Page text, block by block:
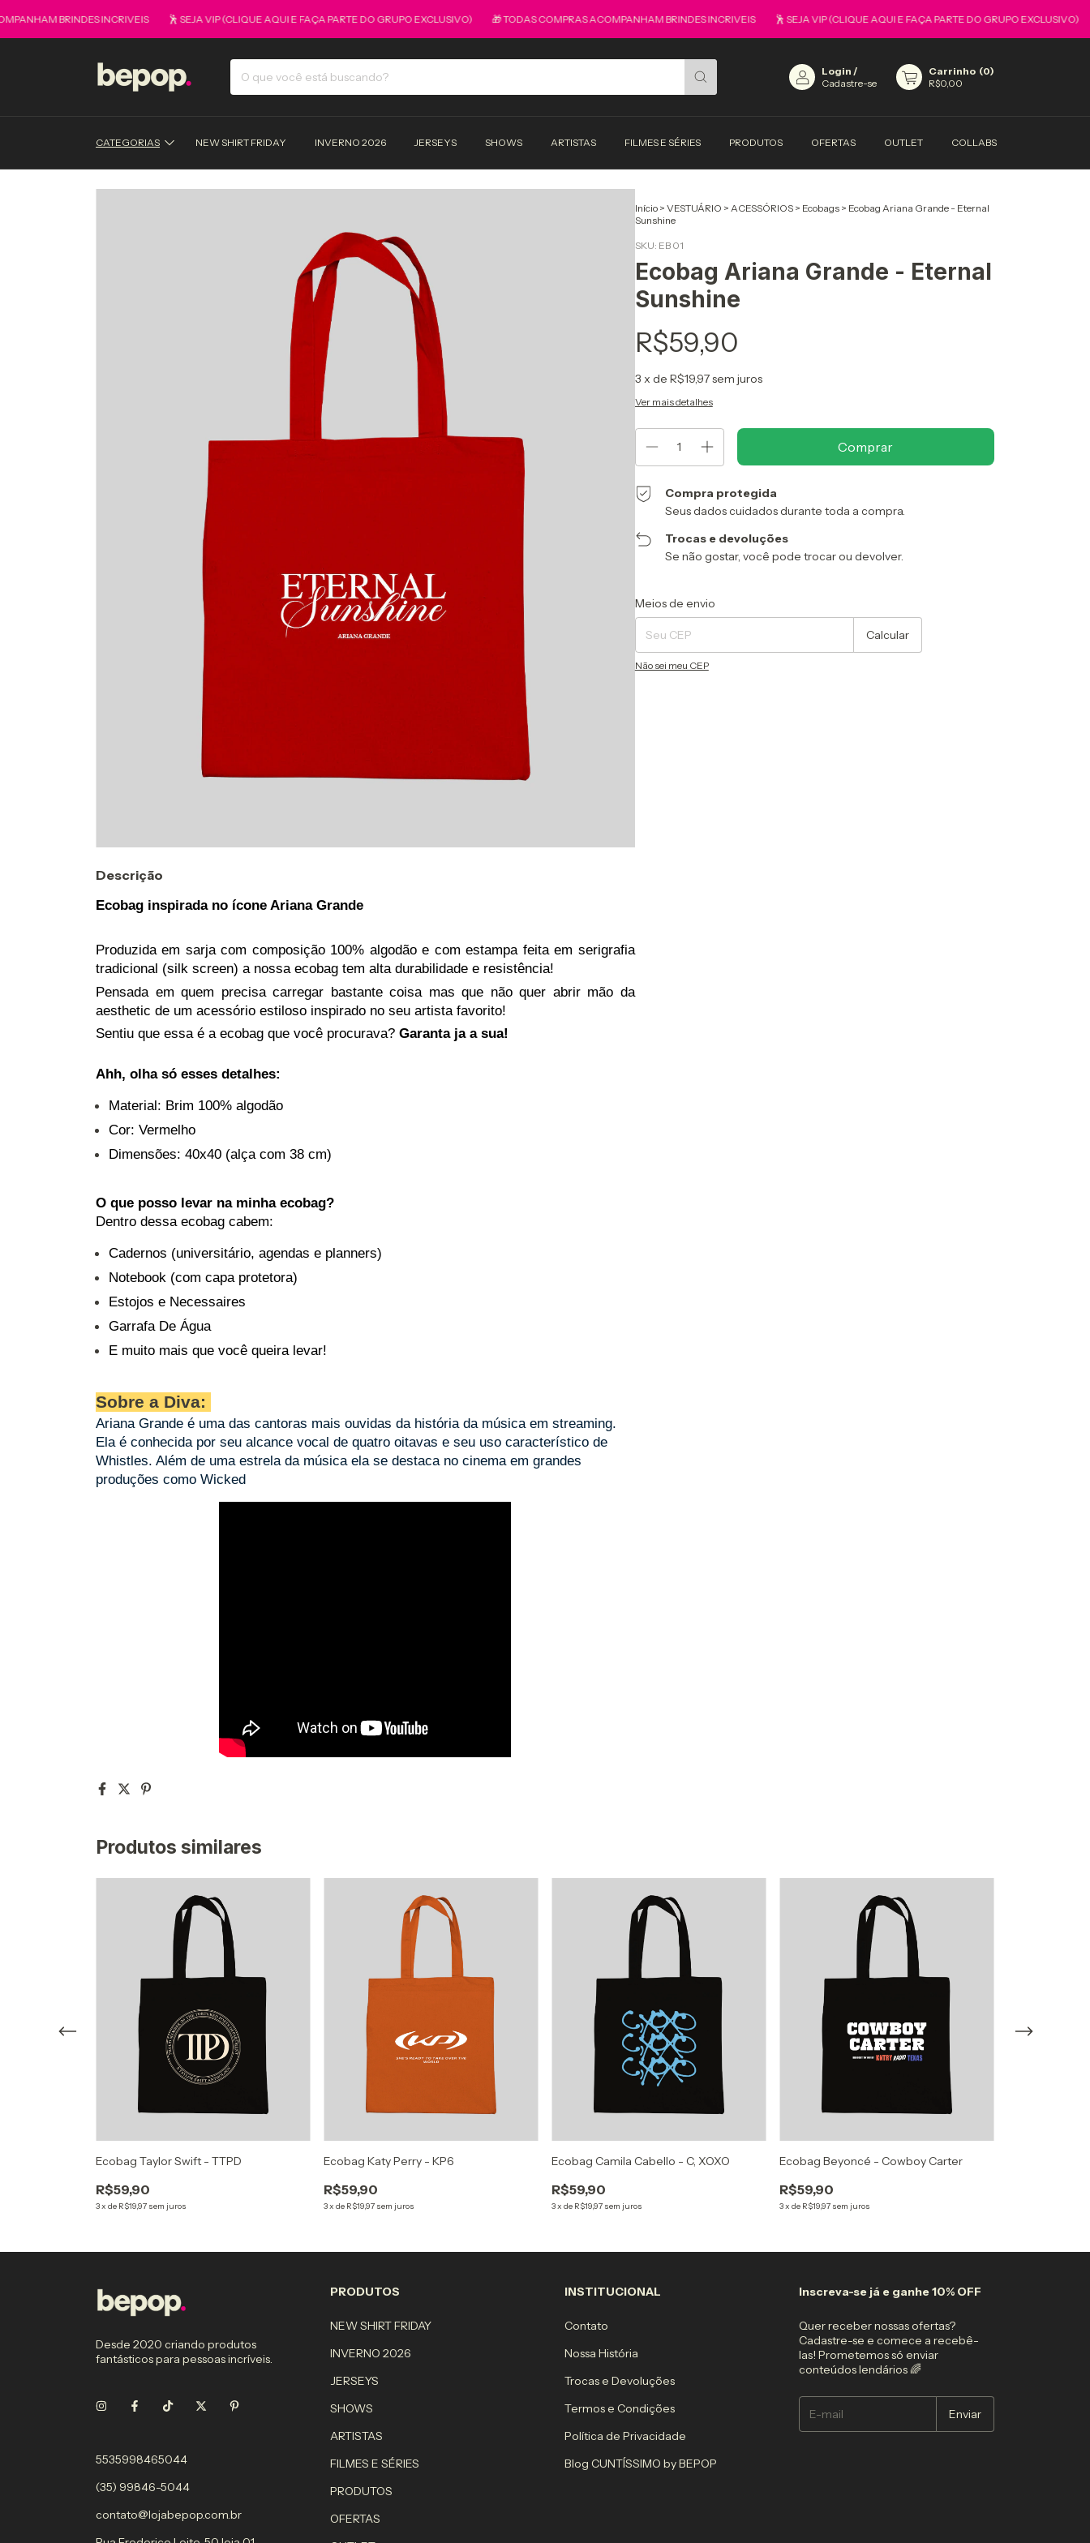
BRINDES INCRIVEIS 🕺 SEJA VIP (CLIQUE AQUI E FAÇA PARTE DO GRUPO EXCLUSIVO) 🎁 TODAS COMPRAS ACOMPANHAM BRINDES INCRIVEIS 🕺 SEJA VIP (CLIQUE AQUI E FAÇA PARTE DO GRUPO EXCLUSIVO) 🎁
Login /
Cadastre-se
Carrinho (0)
R$0,00
CATEGORIAS NEW SHIRT FRIDAY INVERNO 2026 JERSEYS SHOWS ARTISTAS FILMES E SÉRIES PRODUTOS OFERTAS OUTLET COLLABS
Início > VESTUÁRIO > ACESSÓRIOS > Ecobags > Ecobag Ariana Grande - Eternal
Sunshine
SKU: EB 01
Ecobag Ariana Grande - Eternal
Sunshine
R$59,90
3 x de R$19,97sem juros
Ver mais detalhes
Compra protegida
Seus dados cuidados durante toda a compra.
Trocas e devoluções
Se não gostar, você pode trocar ou devolver.
Entregas para o CEP:
Meios de envio
Calcular
Não sei meu CEP
Descrição
Ecobag inspirada no ícone Ariana Grande
Produzida em sarja com composição 100% algodão e com estampa feita em serigrafia
tradicional (silk screen) a nossa ecobag tem alta durabilidade e resistência!
Pensada em quem precisa carregar bastante coisa mas que não quer abrir mão da
aesthetic de um acessório estiloso inspirado no seu artista favorito!
Sentiu que essa é a ecobag que você procurava? Garanta ja a sua!
Ahh, olha só esses detalhes:
Material: Brim 100% algodão
Cor: Vermelho
Dimensões: 40x40 (alça com 38 cm)
O que posso levar na minha ecobag?
Dentro dessa ecobag cabem:
Cadernos (universitário, agendas e planners)
Notebook (com capa protetora)
Estojos e Necessaires
Garrafa De Água
E muito mais que você queira levar!
Sobre a Diva:
Ariana Grande é uma das cantoras mais ouvidas da história da música em streaming.
Ela é conhecida por seu alcance vocal de quatro oitavas e seu uso característico de
Whistles. Além de uma estrela da música ela se destaca no cinema em grandes
produções como Wicked
Produtos similares
Ecobag Taylor Swift - TTPD
R$59,90
3x de R$19,97 sem juros
Ecobag Katy Perry - KP6
R$59,90
3x de R$19,97 sem juros
Ecobag Camila Cabello - C, XOXO
R$59,90
3x de R$19,97 sem juros
Ecobag Beyoncé - Cowboy Carter
R$59,90
3x de R$19,97 sem juros
Desde 2020 criando produtos
fantásticos para pessoas incríveis.
5535998465044
(35) 99846-5044
contato@lojabepop.com.br
PRODUTOS
NEW SHIRT FRIDAY
INVERNO 2026
JERSEYS
SHOWS
ARTISTAS
FILMES E SÉRIES
PRODUTOS
OFERTAS
INSTITUCIONAL
Contato
Nossa História
Trocas e Devoluções
Termos e Condições
Política de Privacidade
Blog CUNTÍSSIMO by BEPOP
Inscreva-se já e ganhe 10% OFF
Quer receber nossas ofertas?
Cadastre-se e comece a recebê-
las! Prometemos só enviar
conteúdos lendários 🌈